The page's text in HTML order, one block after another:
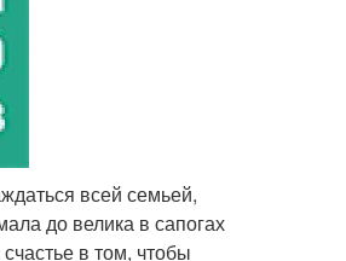
всей семьей,
до велика в сапогах
в том, чтобы